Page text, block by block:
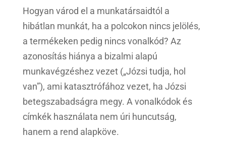
Hogyan várod el a munkatársaidtól a
hibátlan munkát, ha a polcokon nincs jelölés,
a termékeken pedig nincs vonalkód? Az
azonosítás hiánya a bizalmi alapú
munkavégzéshez vezet („Józsi tudja, hol
van”), ami katasztrófához vezet, ha Józsi
betegszabadságra megy. A vonalkódok és
címkék használata nem úri huncutság,
hanem a rend alapköve.